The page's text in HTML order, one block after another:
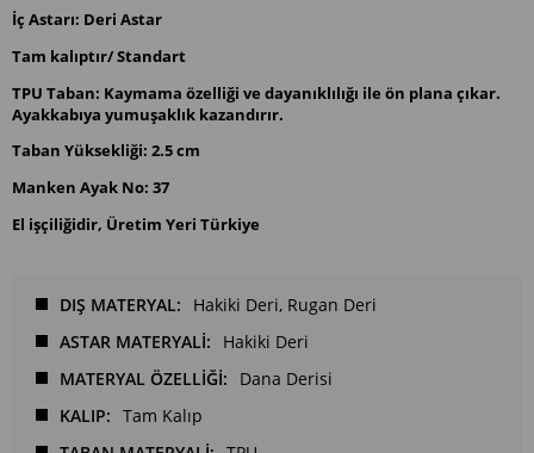
İç Astarı: Deri Astar
Tam kalıptır/ Standart
TPU Taban: Kaymama özelliği ve dayanıklılığı ile ön plana çıkar.
Ayakkabıya yumuşaklık kazandırır.
Taban Yüksekliği: 2.5 cm
Manken Ayak No: 37
El işçiliğidir, Üretim Yeri Türkiye
DIŞ MATERYAL Hakiki Deri Rugan Deri
ASTAR MATERYALİ
Hakiki Deri
MATERYAL ÖZELLİĞİ
Dana Derisi
KALIP
Tam Kalıp